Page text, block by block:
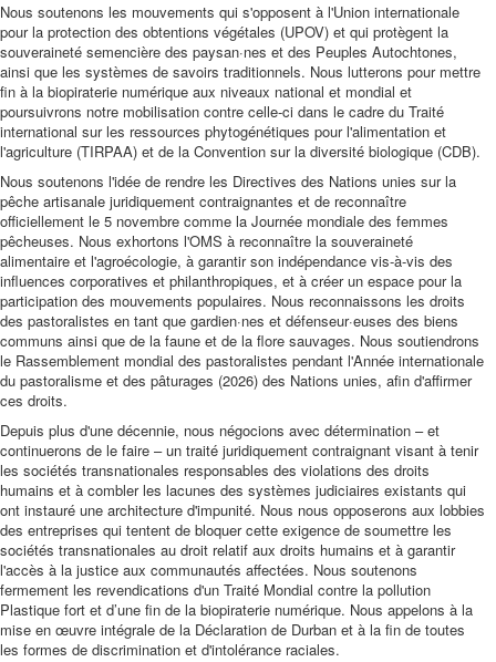
Nous soutenons les mouvements qui s'opposent à l'Union internationale
pour la protection des obtentions végétales (UPOV) et qui protègent la
souveraineté semencière des paysan·nes et des Peuples Autochtones,
ainsi que les systèmes de savoirs traditionnels. Nous lutterons pour mettre
fin à la biopiraterie numérique aux niveaux national et mondial et
poursuivrons notre mobilisation contre celle-ci dans le cadre du Traité
international sur les ressources phytogénétiques pour l'alimentation et
l'agriculture (TIRPAA) et de la Convention sur la diversité biologique (CDB).
Nous soutenons l'idée de rendre les Directives des Nations unies sur la
pêche artisanale juridiquement contraignantes et de reconnaître
officiellement le 5 novembre comme la Journée mondiale des femmes
pêcheuses. Nous exhortons l'OMS à reconnaître la souveraineté
alimentaire et l'agroécologie, à garantir son indépendance vis-à-vis des
influences corporatives et philanthropiques, et à créer un espace pour la
participation des mouvements populaires. Nous reconnaissons les droits
des pastoralistes en tant que gardien·nes et défenseur·euses des biens
communs ainsi que de la faune et de la flore sauvages. Nous soutiendrons
le Rassemblement mondial des pastoralistes pendant l'Année internationale
du pastoralisme et des pâturages (2026) des Nations unies, afin d'affirmer
ces droits.
Depuis plus d'une décennie, nous négocions avec détermination – et
continuerons de le faire – un traité juridiquement contraignant visant à tenir
les sociétés transnationales responsables des violations des droits
humains et à combler les lacunes des systèmes judiciaires existants qui
ont instauré une architecture d'impunité. Nous nous opposerons aux lobbies
des entreprises qui tentent de bloquer cette exigence de soumettre les
sociétés transnationales au droit relatif aux droits humains et à garantir
l'accès à la justice aux communautés affectées. Nous soutenons
fermement les revendications d'un Traité Mondial contre la pollution
Plastique fort et d’une fin de la biopiraterie numérique. Nous appelons à la
mise en œuvre intégrale de la Déclaration de Durban et à la fin de toutes
les formes de discrimination et d'intolérance raciales.